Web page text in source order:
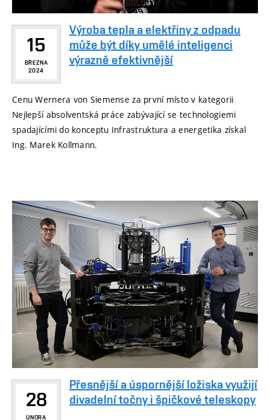
15
BŘEZNA
2024
Výroba tepla a elektřiny z odpadu
může být díky umělé inteligenci
výrazně efektivnější
Cenu Wernera von Siemense za první místo v kategorii
Nejlepší absolventská práce zabývající se technologiemi
spadajícími do konceptu Infrastruktura a energetika získal
Ing. Marek Kollmann.
28
ÚNORA
Přesnější a úspornější ložiska využijí
divadelní točny i špičkové teleskopy